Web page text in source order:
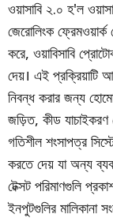
ওয়াসাবি ২.০ হ'ল
জেরোলিংক ফ্রেমওয়ার্ক
করে, ওয়াবিসাবি
দেয়। এই প্রক্রিয়াটি
নিবন্ধ করার জন্য
জড়িত, কীড যাচাইকরণ
গতিশীল শংসাপত্র
করতে দেয় যা অন্য
টেক্সট পরিমাণগুলি
ইনপুটগুলির মালিকানা